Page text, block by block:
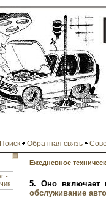
Поиск Обратная связь
Ежедневное
5. Оно включает
обслуживание